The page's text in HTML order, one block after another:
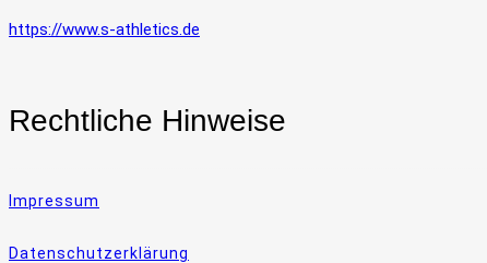
https://www.s-athletics.de
Rechtliche Hinweise
Impressum
Datenschutzerklärung